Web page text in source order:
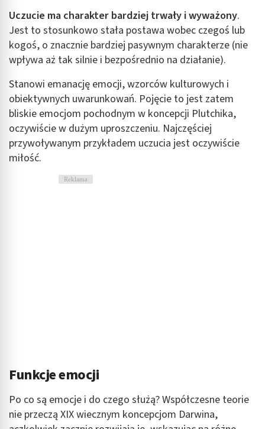
Uczucie ma charakter bardziej trwały i wyważony.
Jest to stosunkowo stała postawa wobec czegoś lub
kogoś, o znacznie bardziej pasywnym charakterze (nie
wpływa aż tak silnie i bezpośrednio na działanie).
Stanowi emanację emocji, wzorców kulturowych i
obiektywnych uwarunkowań. Pojęcie to jest zatem
bliskie emocjom pochodnym w koncepcji Plutchika,
oczywiście w dużym uproszczeniu. Najczęściej
przywoływanym przykładem uczucia jest oczywiście
miłość.
Reklama
Funkcje emocji
Po co są emocje i do czego służą? Współczesne teorie
nie przeczą XIX wiecznym koncepcjom Darwina,